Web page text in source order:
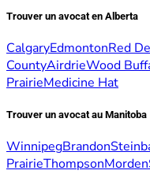
Trouver un avocat en Alberta
CalgaryEdmontonRed
CountyAirdrieWood
PrairieMedicine Hat
Trouver un avocat au Manitoba
WinnipegBrandon
PrairieThompsonMorden